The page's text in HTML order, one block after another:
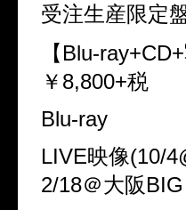
受注生産限定
【Blu-
￥8,800+税
Blu-ray
LIVE映像(10/
2/18＠大阪